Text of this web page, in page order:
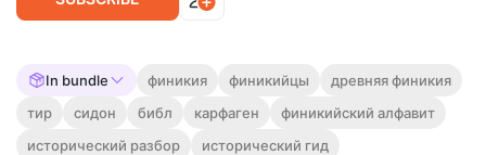
📚 ФИНИКИЯ: полный исторический
разбор — города, цари, торговля,
алфавит и колонии
Level required:
In bundle финикия финикийцы
древняя финикия
тир
сидон библ карфаген
финикийский алфавит
исторический разбор
исторический гид